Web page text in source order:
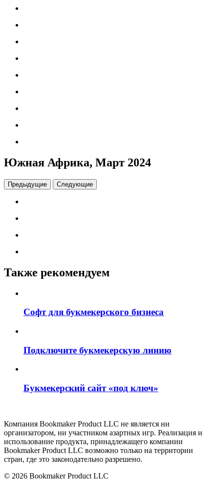
Южная Африка, Март 2024
Предыдущие Следующие
Также рекомендуем
Софт для букмекерского бизнеса
Подключите букмекерскую линию
Букмекерский сайт «под ключ»
Компания Bookmaker Product LLC не является ни
организатором, ни участником азартных игр. Реализация и
использование продукта, принадлежащего компании
Bookmaker Product LLC возможно только на территории
стран, где это законодательно разрешено.
© 2026 Bookmaker Product LLC